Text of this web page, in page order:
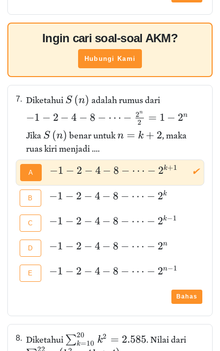
Ingin cari soal-soal AKM?
Hubungi Kami
7. Diketahui S (n) adalah rumus dari
−1 − 2 − 4 − 8 − ⋯ − 2
2n = 1 − 2n
Jika S (n) benar untukn = k + 2, maka
ruas kiri menjadi ....
A ✔
−1 − 2 − 4 − 8 − ⋯ − 2k+1
B −1 − 2 − 4 − 8 − ⋯ − 2k
C −1 − 2 − 4 − 8 − ⋯ − 2k−1
D −1 − 2 − 4 − 8 − ⋯ − 2n
E −1 − 2 − 4 − 8 − ⋯ − 2n−1
Bahas
8. Diketahui ∑k=10
20 k2 = 2.585. Nilai dari
22